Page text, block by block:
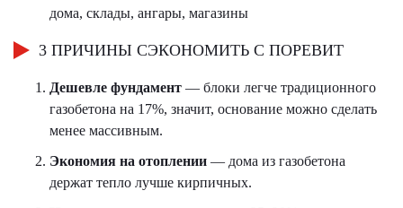
дома, склады, ангары, магазины
3 ПРИЧИНЫ СЭКОНОМИТЬ С ПОРЕВИТ
Дешевле фундамент — блоки легче традиционного
газобетона на 17%, значит, основание можно сделать
менее массивным.
Экономия на отоплении — дома из газобетона
держат тепло лучше кирпичных.